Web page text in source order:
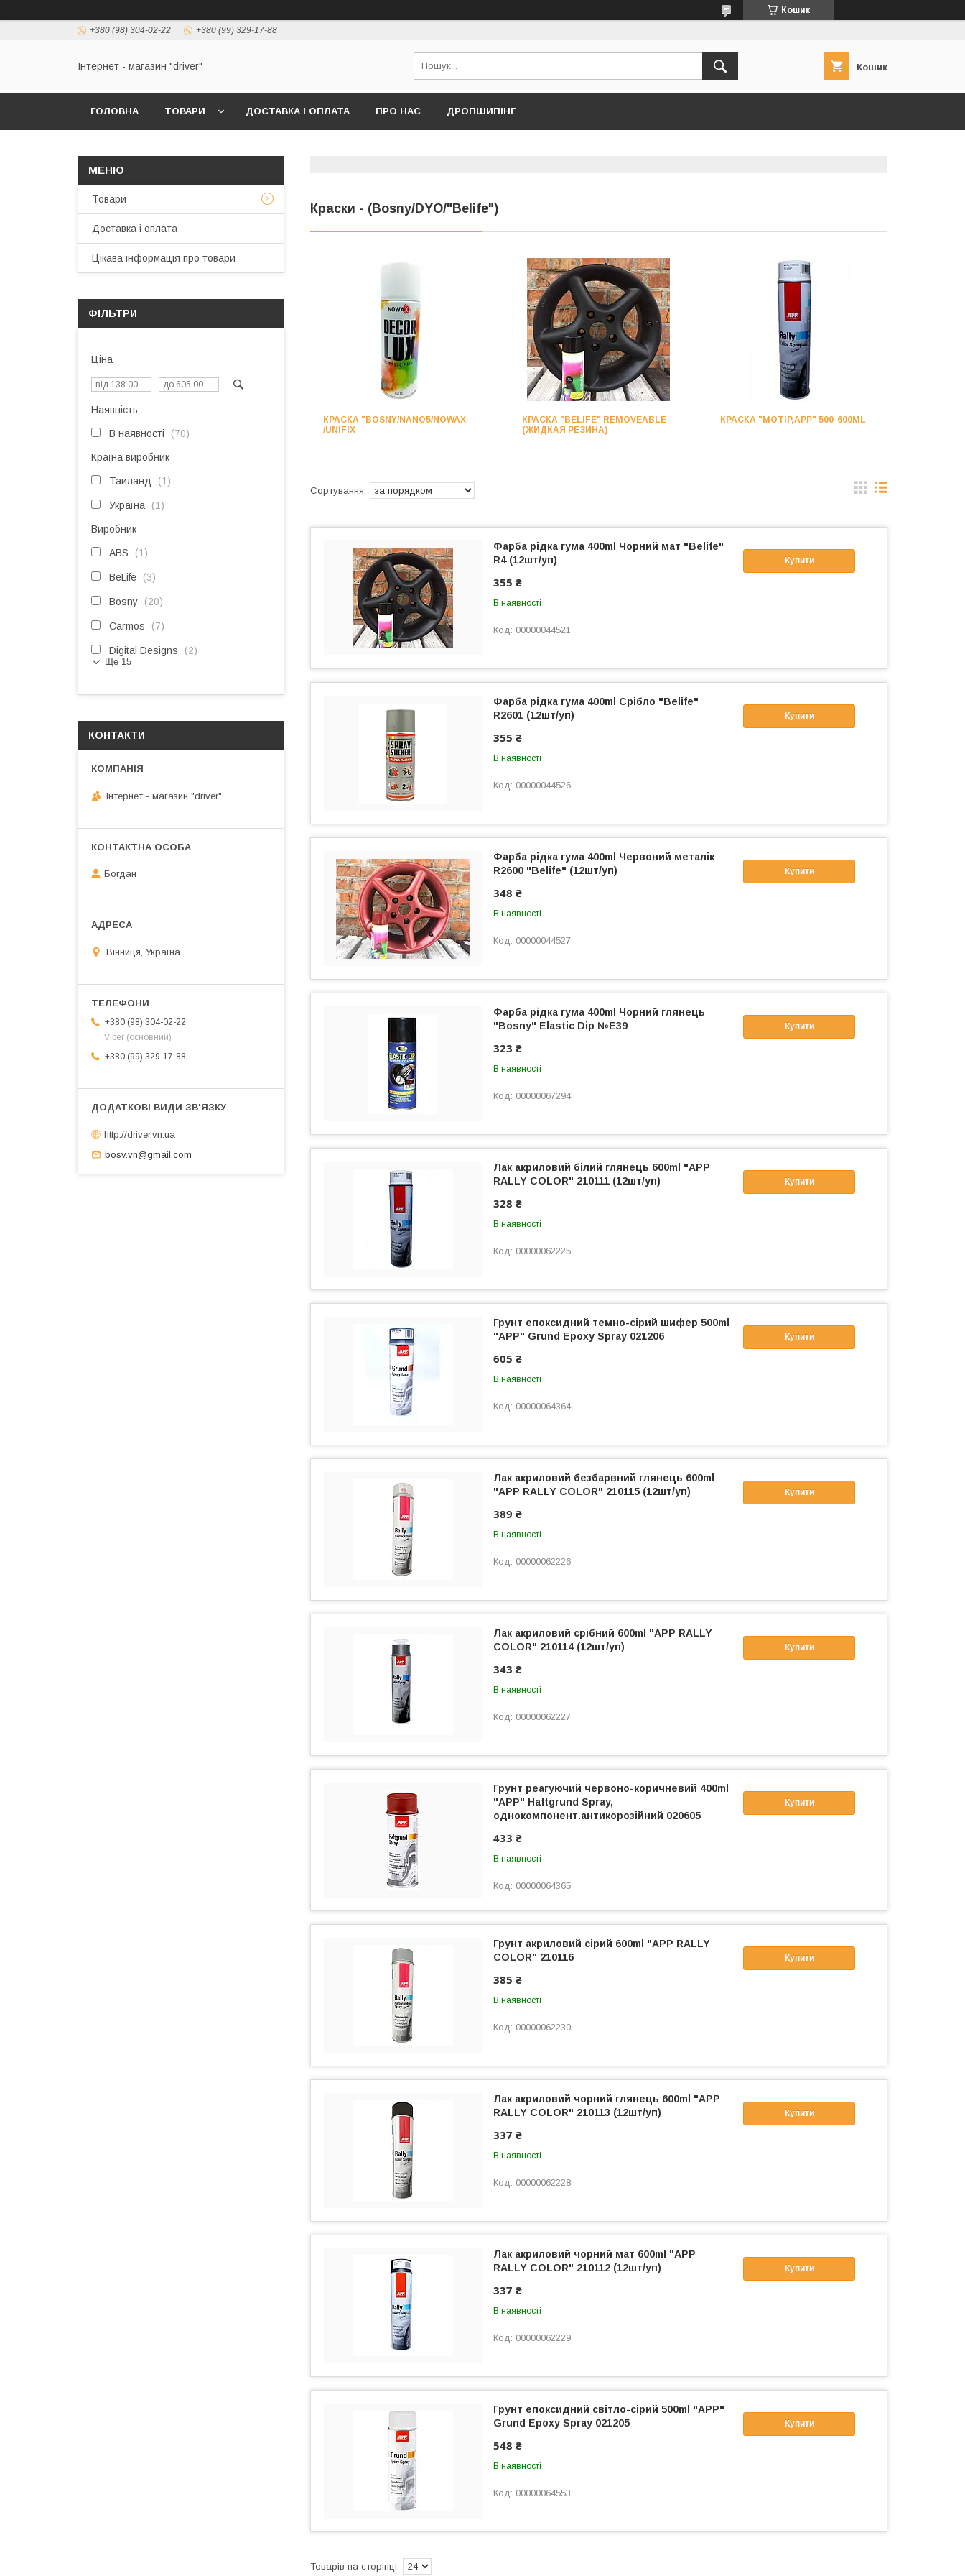
Кошик
+380 (98) 304-02-22 +380 (99) 329-17-88
Інтернет - магазин "driver" Кошик
ГОЛОВНА ТОВАРИ ДОСТАВКА І ОПЛАТА ПРО НАС ДРОПШИПІНГ
Краски - (Bosny/DYO/"Belife")
КРАСКА "BOSNY/NANO5/NOWAX
/UNIFIX
КРАСКА "BELIFE" REMOVEABLE
(ЖИДКАЯ РЕЗИНА)
КРАСКА "MOTIP,APP" 500-600ML
Купити
Фарба рідка гума 400ml Чорний мат "Belife"
R4 (12шт/уп)
355 ₴
В наявності
00000044521
Купити
Фарба рідка гума 400ml Срібло "Belife"
R2601 (12шт/уп)
355 ₴
В наявності
00000044526
Купити
Фарба рідка гума 400ml Червоний металік
R2600 "Belife" (12шт/уп)
348 ₴
В наявності
00000044527
Купити
Фарба рідка гума 400ml Чорний глянець
"Bosny" Elastic Dip №E39
323 ₴
В наявності
00000067294
Купити
Лак акриловий білий глянець 600ml "APP
RALLY COLOR" 210111 (12шт/уп)
328 ₴
В наявності
00000062225
Купити
Грунт епоксидний темно-сірий шифер 500ml
"APP" Grund Epoxy Spray 021206
605 ₴
В наявності
00000064364
Купити
Лак акриловий безбарвний глянець 600ml
"APP RALLY COLOR" 210115 (12шт/уп)
389 ₴
В наявності
00000062226
Купити
Лак акриловий срібний 600ml "APP RALLY
COLOR" 210114 (12шт/уп)
343 ₴
В наявності
00000062227
Купити
Грунт реагуючий червоно-коричневий 400ml
"APP" Haftgrund Spray,
однокомпонент.антикорозійний 020605
433 ₴
В наявності
00000064365
Купити
Грунт акриловий сірий 600ml "APP RALLY
COLOR" 210116
385 ₴
В наявності
00000062230
Купити
Лак акриловий чорний глянець 600ml "APP
RALLY COLOR" 210113 (12шт/уп)
337 ₴
В наявності
00000062228
Купити
Лак акриловий чорний мат 600ml "APP
RALLY COLOR" 210112 (12шт/уп)
337 ₴
В наявності
00000062229
Купити
Грунт епоксидний світло-сірий 500ml "APP"
Grund Epoxy Spray 021205
548 ₴
В наявності
00000064553
Товари
Доставка і оплата
Цікава інформація про товари
ФІЛЬТРИ
Ціна
Наявність
В наявності 70
Країна виробник
Таиланд 1
Україна 1
Виробник
ABS 1
BeLife 3
Bosny 20
Carmos 7
Digital Designs 2
Ще 15
КОНТАКТИ
Інтернет - магазин "driver"
Богдан
Вінниця, Україна
+380 (98) 304-02-22
Viber (основний)
+380 (99) 329-17-88
http://driver.vn.ua
bosv.vn@gmail.com